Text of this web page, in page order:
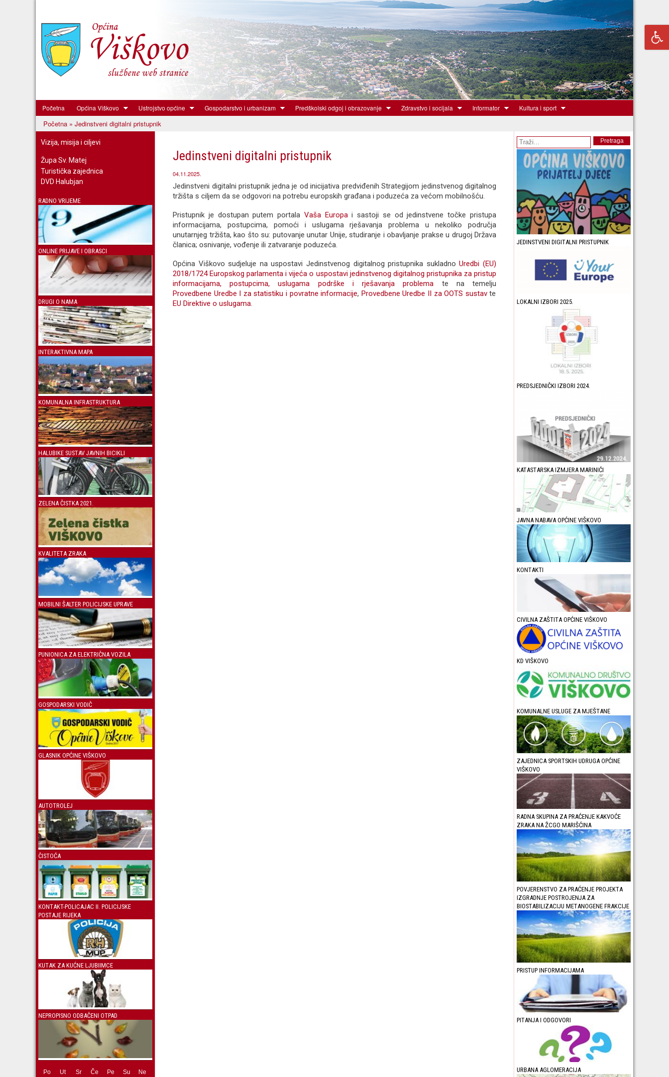
Skoči
glavni
sadržaj
Općina
Viškovo
Početna Općina Viškovo Ustrojstvo općine Gospodarstvo i urbanizam Predškolski odgoj i obrazovanje Zdravstvo i socijala Informator Kultura i sport
Vi ste ovdje
Početna » Jedinstveni digitalni pristupnik
Vizija, misija i ciljevi
Župa Sv. Matej
Turistička zajednica
DVD Halubjan
RADNO VRIJEME
ONLINE PRIJAVE I OBRASCI
DRUGI O NAMA
INTERAKTIVNA MAPA
KOMUNALNA INFRASTRUKTURA
HALUBIKE SUSTAV JAVNIH BICIKLI
ZELENA ČISTKA 2021.
KVALITETA ZRAKA
MOBILNI ŠALTER POLICIJSKE UPRAVE
PUNIONICA ZA ELEKTRIČNA VOZILA
GOSPODARSKI VODIČ
GLASNIK OPĆINE VIŠKOVO
AUTOTROLEJ
ČISTOĆA
KONTAKT-POLICAJAC II. POLICIJSKE
POSTAJE RIJEKA
KUTAK ZA KUĆNE LJUBIIMCE
NEPROPISNO ODBAČENI OTPAD
Po Ut Sr Če Pe Su
Ne
Jedinstveni digitalni pristupnik
04.11.2025.
Jedinstveni digitalni pristupnik jedna je od inicijativa predviđenih Strategijom jedinstvenog digitalnog
tržišta s ciljem da se odgovori na potrebu europskih građana i poduzeća za većom mobilnošću.
Pristupnik je dostupan putem portala Vaša Europai sastoji se od jedinstvene točke pristupa
informacijama, postupcima, pomoći i uslugama rješavanja problema u nekoliko područja
unutarnjeg tržišta, kao što su: putovanje unutar Unije, studiranje i obavljanje prakse u drugoj Država
članica; osnivanje, vođenje ili zatvaranje poduzeća.
Općina Viškovo sudjeluje na uspostavi Jedinstvenog digitalnog pristupnika sukladnoUredbi (EU)
2018/1724 Europskog parlamenta i vijeća o uspostavi jedinstvenog digitalnog pristupnika za pristup
informacijama, postupcima, uslugama podrške i rješavanja problema te na temelju
Provedbene Uredbe I za statistiku i povratne informacije, Provedbene Uredbe II za OOTS sustavte
EU Direktive o uslugama.
Obrazac pretrage Pretraga
JEDINSTVENI DIGITALNI PRISTUPNIK
LOKALNI IZBORI 2025.
PREDSJEDNIČKI IZBORI 2024.
KATASTARSKA IZMJERA MARINIĆI
JAVNA NABAVA OPĆINE VIŠKOVO
KONTAKTI
CIVILNA ZAŠTITA OPĆINE VIŠKOVO
KD VIŠKOVO
KOMUNALNE USLUGE ZA MJEŠTANE
ZAJEDNICA SPORTSKIH UDRUGA OPĆINE
VIŠKOVO
RADNA SKUPINA ZA PRAĆENJE KAKVOĆE
ZRAKA NA ŽCGO MARIŠĆINA
POVJERENSTVO ZA PRAĆENJE PROJEKTA
IZGRADNJE POSTROJENJA ZA
BIOSTABILIZACIJU METANOGENE FRAKCIJE
PRISTUP INFORMACIJAMA
PITANJA I ODGOVORI
URBANA AGLOMERACIJA